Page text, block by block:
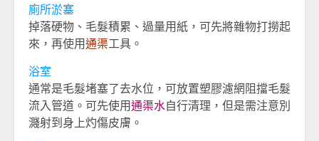
廁所淤塞
掉落硬物、毛髮積累、過量用紙，可先將雜物打撈起
來，再使用通渠工具。
浴室
通常是毛髮堵塞了去水位，可放置塑膠濾網阻擋毛髮
流入管道。可先使用通渠水自行清理，但是需注意別
濺射到身上灼傷皮膚。